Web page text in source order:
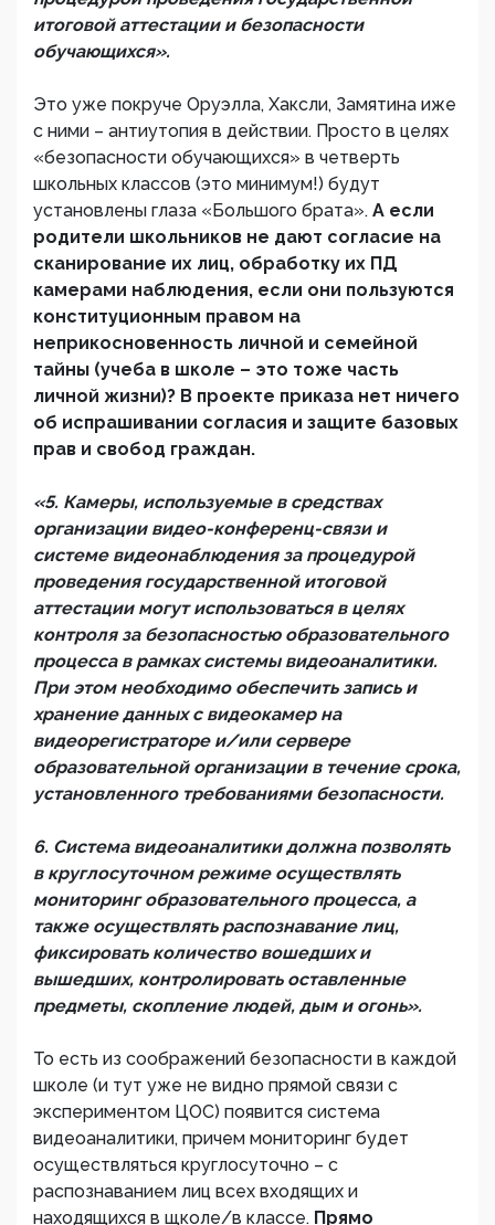
итоговой аттестации и безопасности
обучающихся».
Это уже покруче Оруэлла, Хаксли, Замятина иже
с ними – антиутопия в действии. Просто в целях
«безопасности обучающихся» в четверть
школьных классов (это минимум!) будут
установлены глаза «Большого брата». А если
родители школьников не дают согласие на
сканирование их лиц, обработку их ПД
камерами наблюдения, если они пользуются
конституционным правом на
неприкосновенность личной и семейной
тайны (учеба в школе – это тоже часть
личной жизни)? В проекте приказа нет ничего
об испрашивании согласия и защите базовых
прав и свобод граждан.
«5. Камеры, используемые в средствах
организации видео-конференц-связи и
системе видеонаблюдения за процедурой
проведения государственной итоговой
аттестации могут использоваться в целях
контроля за безопасностью образовательного
процесса в рамках системы видеоаналитики.
При этом необходимо обеспечить запись и
хранение данных с видеокамер на
видеорегистраторе и/или сервере
образовательной организации в течение срока,
установленного требованиями безопасности.
6. Система видеоаналитики должна позволять
в круглосуточном режиме осуществлять
мониторинг образовательного процесса, а
также осуществлять распознавание лиц,
фиксировать количество вошедших и
вышедших, контролировать оставленные
предметы, скопление людей, дым и огонь».
То есть из соображений безопасности в каждой
школе (и тут уже не видно прямой связи с
экспериментом ЦОС) появится система
видеоаналитики, причем мониторинг будет
осуществляться круглосуточно – с
распознаванием лиц всех входящих и
находящихся в щколе/в классе. Прямо